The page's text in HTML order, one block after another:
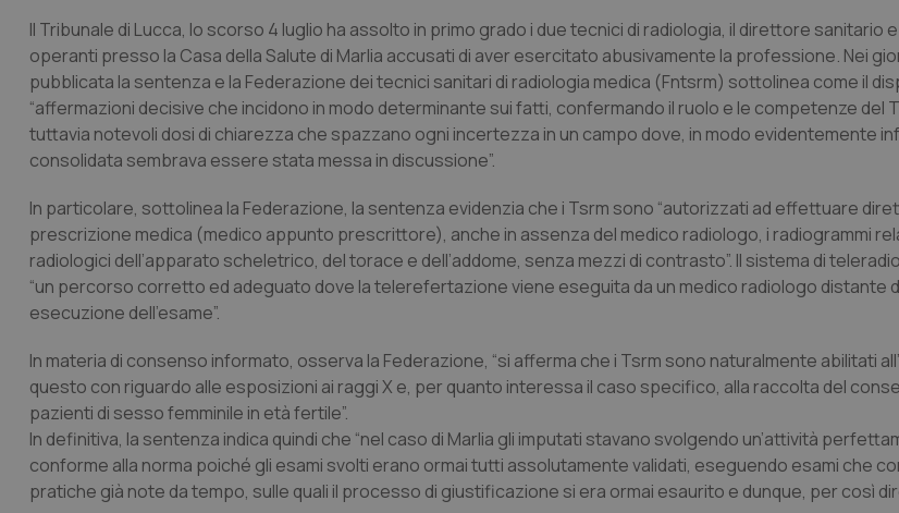
Il Tribunale di Lucca, lo scorso 4 luglio ha assolto in primo grado i due tecnici di radiologia, il direttore sanitario
operanti presso la Casa della Salute di Marlia accusati di aver esercitato abusivamente la professione. Nei
pubblicata la sentenza e la Federazione dei tecnici sanitari di radiologia medica (Fntsrm) sottolinea come il
“affermazioni decisive che incidono in modo determinante sui fatti, confermando il ruolo e le competenze del
tuttavia notevoli dosi di chiarezza che spazzano ogni incertezza in un campo dove, in modo evidentemente
consolidata sembrava essere stata messa in discussione”.
In particolare, sottolinea la Federazione, la sentenza evidenzia che i Tsrm sono “autorizzati ad effettuare
prescrizione medica (medico appunto prescrittore), anche in assenza del medico radiologo, i radiogrammi
radiologici dell’apparato scheletrico, del torace e dell’addome, senza mezzi di contrasto”. Il sistema di
“un percorso corretto ed adeguato dove la telerefertazione viene eseguita da un medico radiologo distante
esecuzione dell’esame”.
In materia di consenso informato, osserva la Federazione, “si afferma che i Tsrm sono naturalmente abilitati
questo con riguardo alle esposizioni ai raggi X e, per quanto interessa il caso specifico, alla raccolta del
pazienti di sesso femminile in età fertile”.
In definitiva, la sentenza indica quindi che “nel caso di Marlia gli imputati stavano svolgendo un’attività
conforme alla norma poiché gli esami svolti erano ormai tutti assolutamente validati, eseguendo esami che
pratiche già note da tempo, sulle quali il processo di giustificazione si era ormai esaurito e dunque, per così